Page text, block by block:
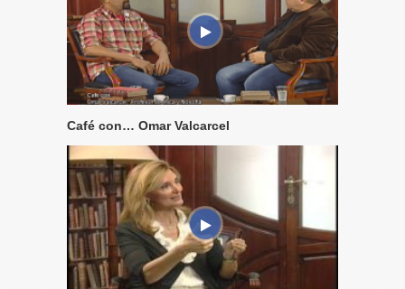
Café con… Omar Valcarcel